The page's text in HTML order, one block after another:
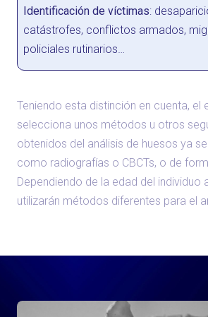
Identificación de víctimas:
catástrofes, conflictos armados,
policiales rutinarios…
Teniendo esta distinción en cuenta, el
selecciona unos métodos u otros
obtenidos del análisis de huesos ya
como radiografías o CBCTs, o de
Dependiendo de la edad del individuo
utilizarán métodos diferentes para el